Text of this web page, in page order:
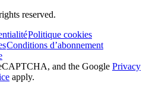
reserved.
Politique cookies
Conditions d’abonnement
and the Google Privacy
apply.